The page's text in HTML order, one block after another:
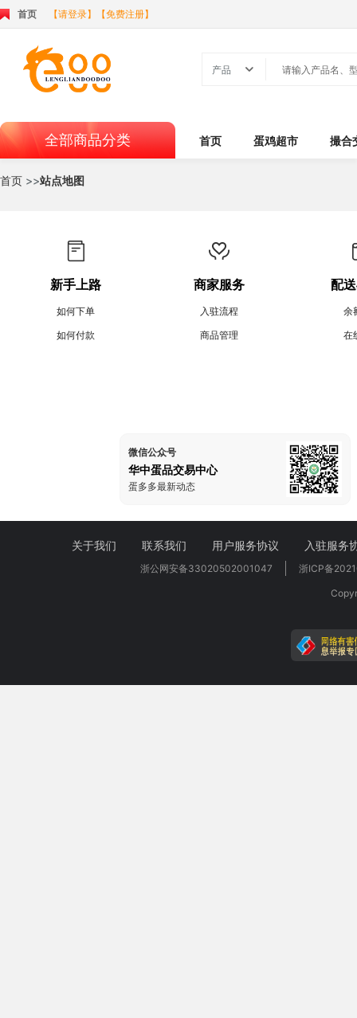
首页 【请登录】 【免费注册】
产品 
全部商品分类 首页 蛋鸡超市 撮合
首页 >>站点地图
新手上路
如何下单
如何付款
商家服务
入驻流程
商品管理
配
余
在
微信公众号
华中蛋品交易中心
蛋多多最新动态
关于我们 联系我们 用户服务协议 入驻服务
浙公网安备33020502001047 浙ICP备